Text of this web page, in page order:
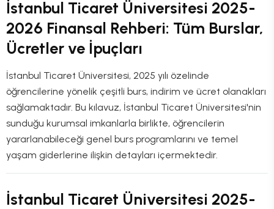
İstanbul Ticaret Üniversitesi 2025-
2026 Finansal Rehberi: Tüm Burslar,
Ücretler ve İpuçları
İstanbul Ticaret Üniversitesi, 2025 yılı özelinde
öğrencilerine yönelik çeşitli burs, indirim ve ücret olanakları
sağlamaktadır. Bu kılavuz, İstanbul Ticaret Üniversitesi'nin
sunduğu kurumsal imkanlarla birlikte, öğrencilerin
yararlanabileceği genel burs programlarını ve temel
yaşam giderlerine ilişkin detayları içermektedir.
İstanbul Ticaret Üniversitesi 2025-